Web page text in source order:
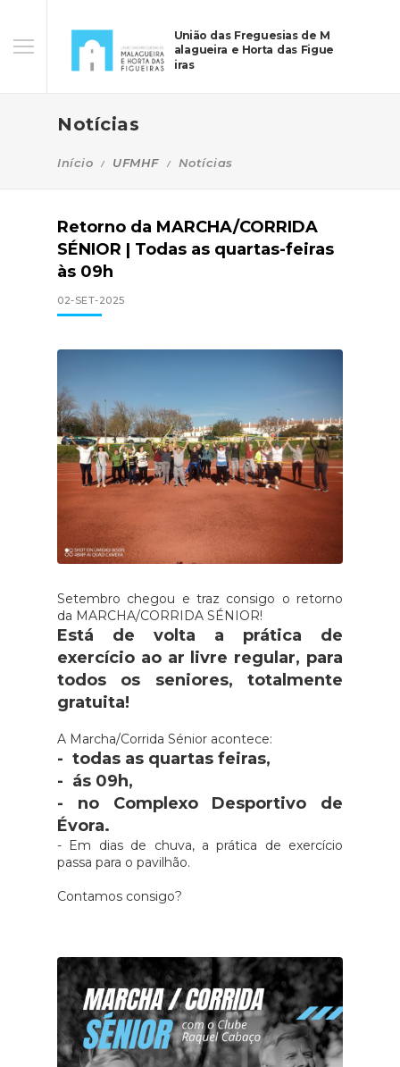
União das Freguesias de M
alagueira e Horta das Figue
iras
Notícias
Início UFMHF Notícias
Retorno da MARCHA/CORRIDA
SÉNIOR | Todas as quartas-feiras
às 09h
02-SET-2025
Setembro chegou e traz consigo o retorno
da MARCHA/CORRIDA SÉNIOR!
Está de volta a prática de
exercício ao ar livre regular, para
todos os seniores, totalmente
gratuita!
A Marcha/Corrida Sénior acontece:
- todas as quartas feiras,
- ás 09h,
- no Complexo Desportivo de
Évora.
- Em dias de chuva, a prática de exercício
passa para o pavilhão.
Contamos consigo?